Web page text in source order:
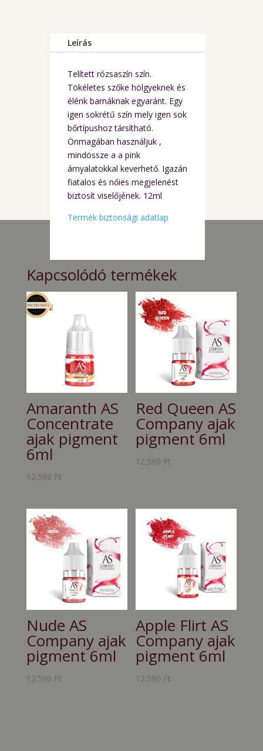
Leírás
Telített rózsaszín szín.
Tökéletes szőke hölgyeknek és
élénk barnáknak egyaránt. Egy
igen sokrétű szín mely igen sok
bőrtípushoz társítható.
Önmagában használjuk ,
mindössze a a pink
árnyalatokkal keverhető. Igazán
fiatalos és nőies megjelenést
biztosít viselőjének. 12ml
Termék biztonsági adatlap
Kapcsolódó termékek
Amaranth AS
Concentrate
ajak pigment
6ml
12.590 Ft
Red Queen AS
Company ajak
pigment 6ml
12.590 Ft
Nude AS
Company ajak
pigment 6ml
12.590 Ft
Apple Flirt AS
Company ajak
pigment 6ml
12.590 Ft